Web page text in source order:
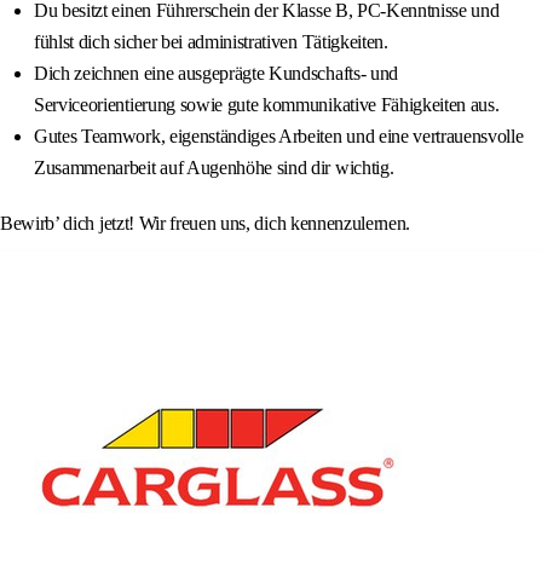
Du besitzt einen Führerschein der Klasse B, PC-Kenntnisse und
fühlst dich sicher bei administrativen Tätigkeiten.
Dich zeichnen eine ausgeprägte Kundschafts- und
Serviceorientierung sowie gute kommunikative Fähigkeiten aus.
Gutes Teamwork, eigenständiges Arbeiten und eine vertrauensvolle
Zusammenarbeit auf Augenhöhe sind dir wichtig.
Bewirb’ dich jetzt! Wir freuen uns, dich kennenzulernen.